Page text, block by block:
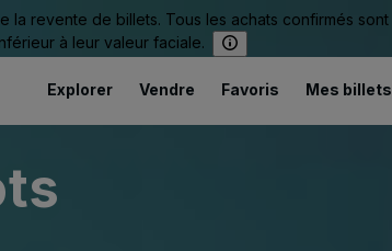
la revente de billets. Tous les achats confirmés sont
à leur valeur faciale.
Explorer Vendre Favoris Mes billets